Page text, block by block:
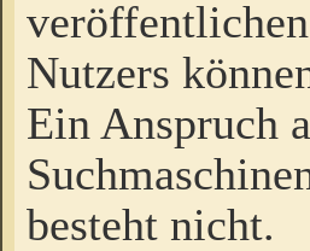
Nutzers
Ein Anspruch
besteht nicht.